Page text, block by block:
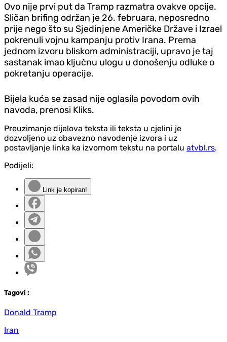
Ovo nije prvi put da Tramp razmatra ovakve opcije.
Sličan brifing održan je 26. februara, neposredno
prije nego što su Sjedinjene Američke Države i Izrael
pokrenuli vojnu kampanju protiv Irana. Prema
jednom izvoru bliskom administraciji, upravo je taj
sastanak imao ključnu ulogu u donošenju odluke o
pokretanju operacije.
Bijela kuća se zasad nije oglasila povodom ovih
navoda, prenosi Kliks.
Preuzimanje dijelova teksta ili teksta u cjelini je
dozvoljeno uz obavezno navođenje izvora i uz
postavljanje linka ka izvornom tekstu na portalu atvbl.rs.
Podijeli:
Link je kopiran!
Tagovi :
Donald Tramp
Iran